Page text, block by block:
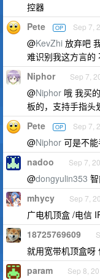
控器
Pete OP Sep 7,
@KevZhi 放弃吧
难识别我这方言的
Niphor Sep 7,
@Niphor 哦 我买
板的，支持手指头
Pete OP Sep 7,
@Niphor 可是不
nadoo Sep 7,
@dongyulin353
mhycy Sep 7,
广电机顶盒 /电信
18725769609
就用宽带机顶盒呀
param Sep 8,